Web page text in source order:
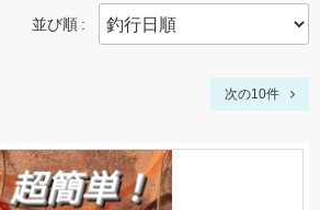
並び順
次の10件